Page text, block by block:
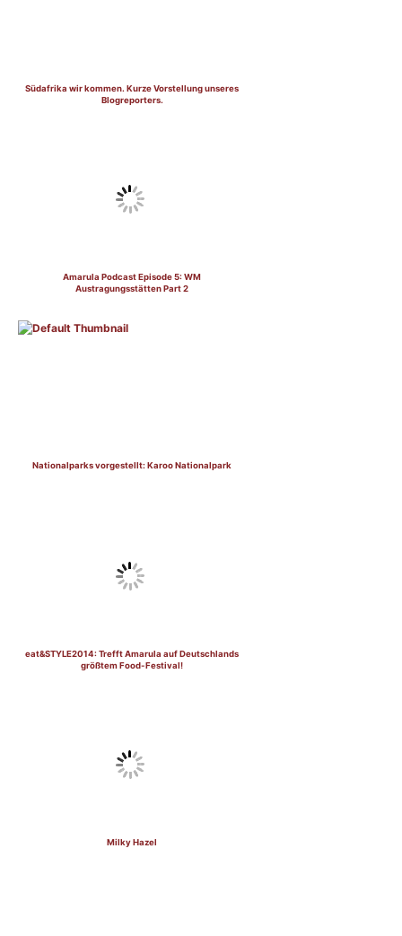
Südafrika wir kommen. Kurze Vorstellung unseres
Blogreporters.
Amarula Podcast Episode 5: WM
Austragungsstätten Part 2
Nationalparks vorgestellt: Karoo Nationalpark
eat&STYLE2014: Trefft Amarula auf Deutschlands
größtem Food-Festival!
Milky Hazel